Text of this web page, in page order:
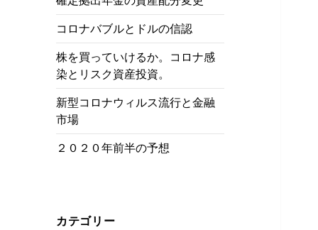
コロナバブルとドルの信認
株を買っていけるか。コロナ感
染とリスク資産投資。
新型コロナウィルス流行と金融
市場
２０２０年前半の予想
カテゴリー